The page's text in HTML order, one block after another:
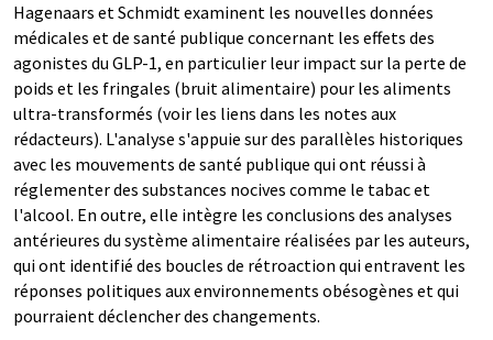
Hagenaars et Schmidt examinent les nouvelles données
médicales et de santé publique concernant les effets des
agonistes du GLP-1, en particulier leur impact sur la perte de
poids et les fringales (bruit alimentaire) pour les aliments
ultra-transformés (voir les liens dans les notes aux
rédacteurs). L'analyse s'appuie sur des parallèles historiques
avec les mouvements de santé publique qui ont réussi à
réglementer des substances nocives comme le tabac et
l'alcool. En outre, elle intègre les conclusions des analyses
antérieures du système alimentaire réalisées par les auteurs,
qui ont identifié des boucles de rétroaction qui entravent les
réponses politiques aux environnements obésogènes et qui
pourraient déclencher des changements.